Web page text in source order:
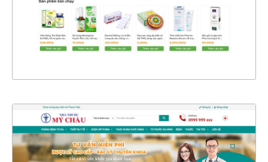
CHI TIẾT
XEM THỰC TẾ